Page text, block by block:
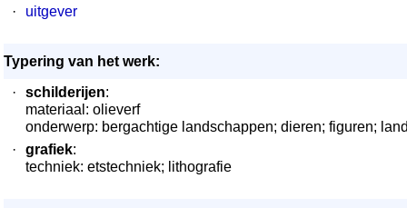
·
uitgever
Typering van het werk:
·
schilderijen:
materiaal: olieverf
onderwerp: bergachtige landschappen; dieren; figuren;
·
grafiek:
techniek: etstechniek; lithografie